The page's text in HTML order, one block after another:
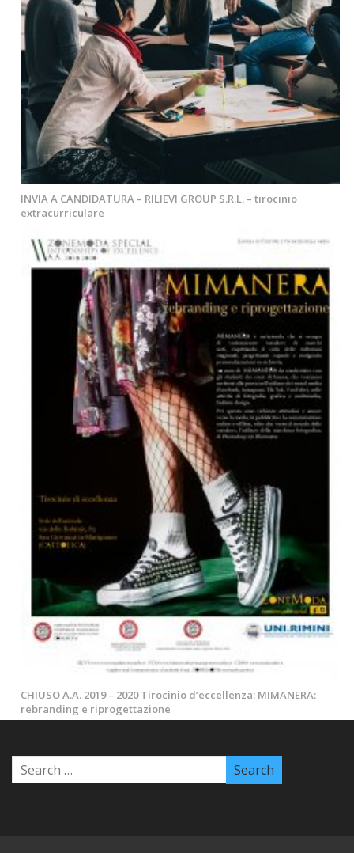
INVIA A CANDIDATURA – RILIEVI GROUP S.R.L. – tirocinio
extracurriculare
CHIUSO A.A. 2019 – 2020 Tirocinio d’eccellenza: MIMANERA:
rebranding e riprogettazione